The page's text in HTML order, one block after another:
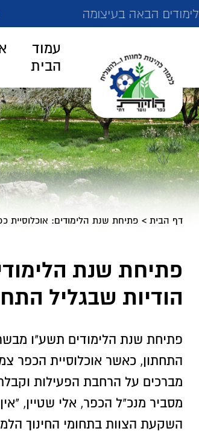
חדשות של
עמוד
הבית
דף הבית> פתיחת שנת הלימודים: אוכלוסיית
פתיחת שנת
הודיות שבגליל
פתיחת שנת הלימודים תשע"ו
התחתון, כאשר אוכלוסיית הכפר
מברכים על הרחבת הפעילות
מסביר מנכ"ל הכפר, אלי שטיין,
השקעת הצוות בתחומי החינוך